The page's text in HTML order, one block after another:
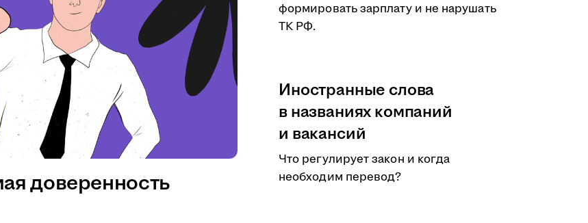
формировать зарплату и не нарушать
ТК РФ.
Иностранные слова
в названиях компаний
и вакансий
Что регулирует закон и когда
необходим перевод?
доверенность